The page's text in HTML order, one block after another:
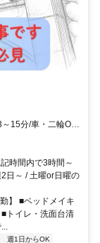
15分/車・二輪OK/
時間内で3時間～
日～ / 土曜or日曜の
】 ■ベッドメイキ
トイレ・洗面台清
週1日からOK